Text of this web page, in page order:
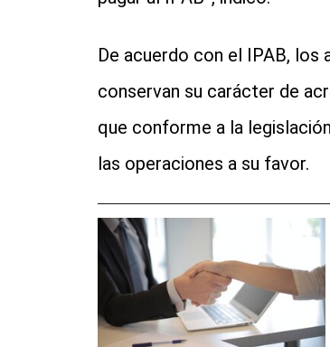
De acuerdo con el IPAB, los
conservan su carácter de
que conforme a la
las operaciones a su favor.